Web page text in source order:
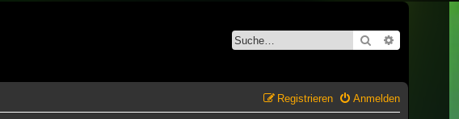
Suche
Anmelden
Registrieren